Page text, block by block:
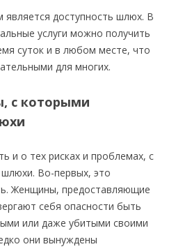
доступность шлюх. В
услуги можно получить
суток и в любом месте, что
для многих.
с которыми
и о тех рисках и проблемах, с
Во-первых, это
Женщины, предоставляющие
себя опасности быть
или даже убитыми своими
они вынуждены